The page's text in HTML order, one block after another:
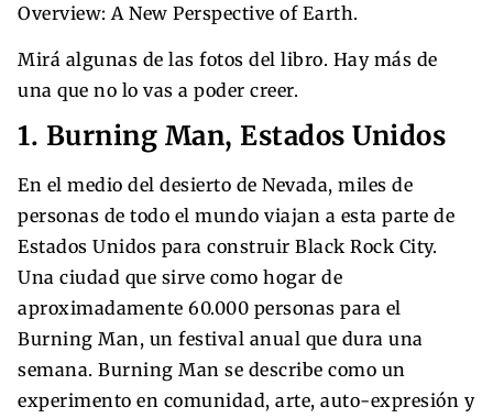
Overview: A New Perspective of Earth.
Mirá algunas de las fotos del libro. Hay más de
una que no lo vas a poder creer.
1. Burning Man, Estados Unidos
En el medio del desierto de Nevada, miles de
personas de todo el mundo viajan a esta parte de
Estados Unidos para construir Black Rock City.
Una ciudad que sirve como hogar de
aproximadamente 60.000 personas para el
Burning Man, un festival anual que dura una
semana. Burning Man se describe como un
experimento en comunidad, arte, auto-expresión y